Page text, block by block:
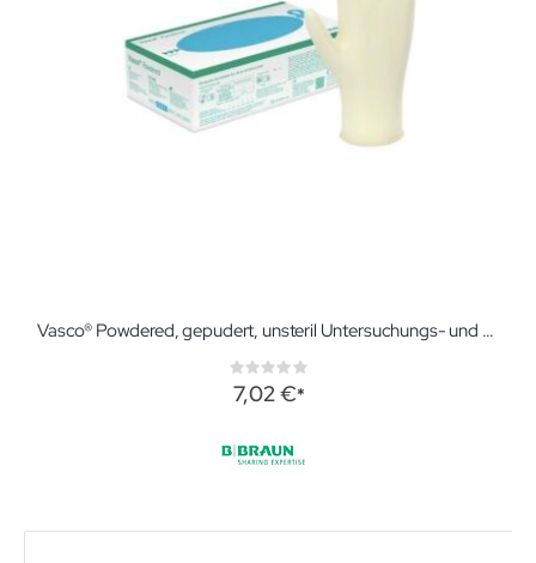
Vasco® Powdered, gepudert, unsteril Untersuchungs- und Schutzhandschuhe aus Naturlatex
Rating:
0%
7,02 €